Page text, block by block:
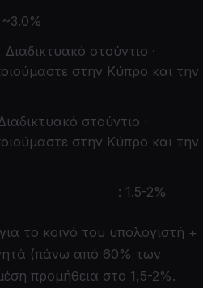
Διαδικτυακό στούντιο ·
στην Κύπρο και την
στούντιο ·
στην Κύπρο και την
: 1.5-2%
το κοινό του υπολογιστή +
(πάνω από 60% των
προμήθεια στο 1,5-2%.